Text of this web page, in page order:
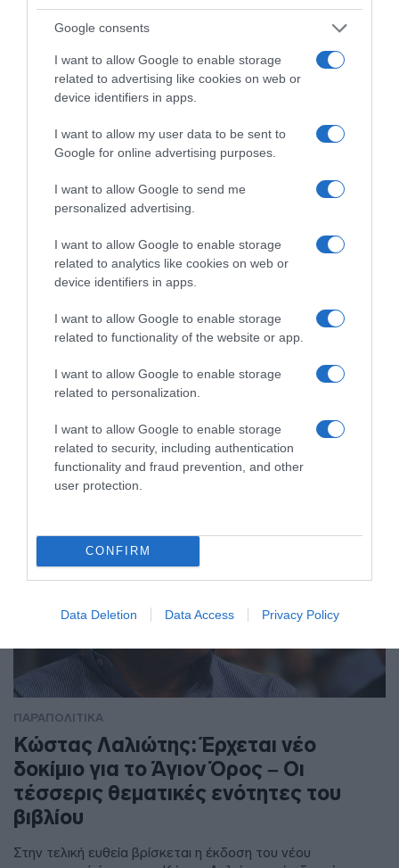
Google consents
I want to allow Google to enable storage
related to advertising like cookies on web or
device identifiers in apps.
I want to allow my user data to be sent to
Google for online advertising purposes.
I want to allow Google to send me
personalized advertising.
I want to allow Google to enable storage
related to analytics like cookies on web or
device identifiers in apps.
I want to allow Google to enable storage
related to functionality of the website or app.
I want to allow Google to enable storage
related to personalization.
I want to allow Google to enable storage
related to security, including authentication
functionality and fraud prevention, and other
user protection.
CONFIRM
Data Deletion Data Access Privacy Policy
εγκληματικής οργάνωσης
Γενέθλια για τον Αλέξη Τσίπρα – Με…
“Σχεδία” και ευχές η είσοδός του στο
“Σεράφειο”
προγράμματος της ΕΛΑΣ για την τοπική αυτοδιοίκηση
ΠΑΡΑΠΟΛΙΤΙΚΑ
Κώστας Λαλιώτης: Έρχεται νέο
δοκίμιο για το Άγιον Όρος – Οι
τέσσερις θεματικές ενότητες του
βιβλίου
Στην τελική ευθεία βρίσκεται η έκδοση του νέου